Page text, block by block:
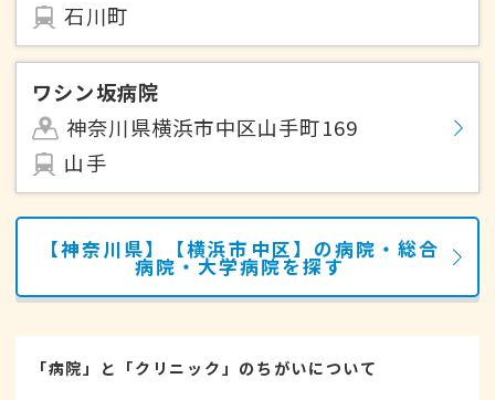
石川町
ワシン坂病院
神奈川県横浜市中区山手町169
山手
【神奈川県】【横浜市中区】の病院・総合
病院・大学病院を探す
「病院」と「クリニック」のちがいについて